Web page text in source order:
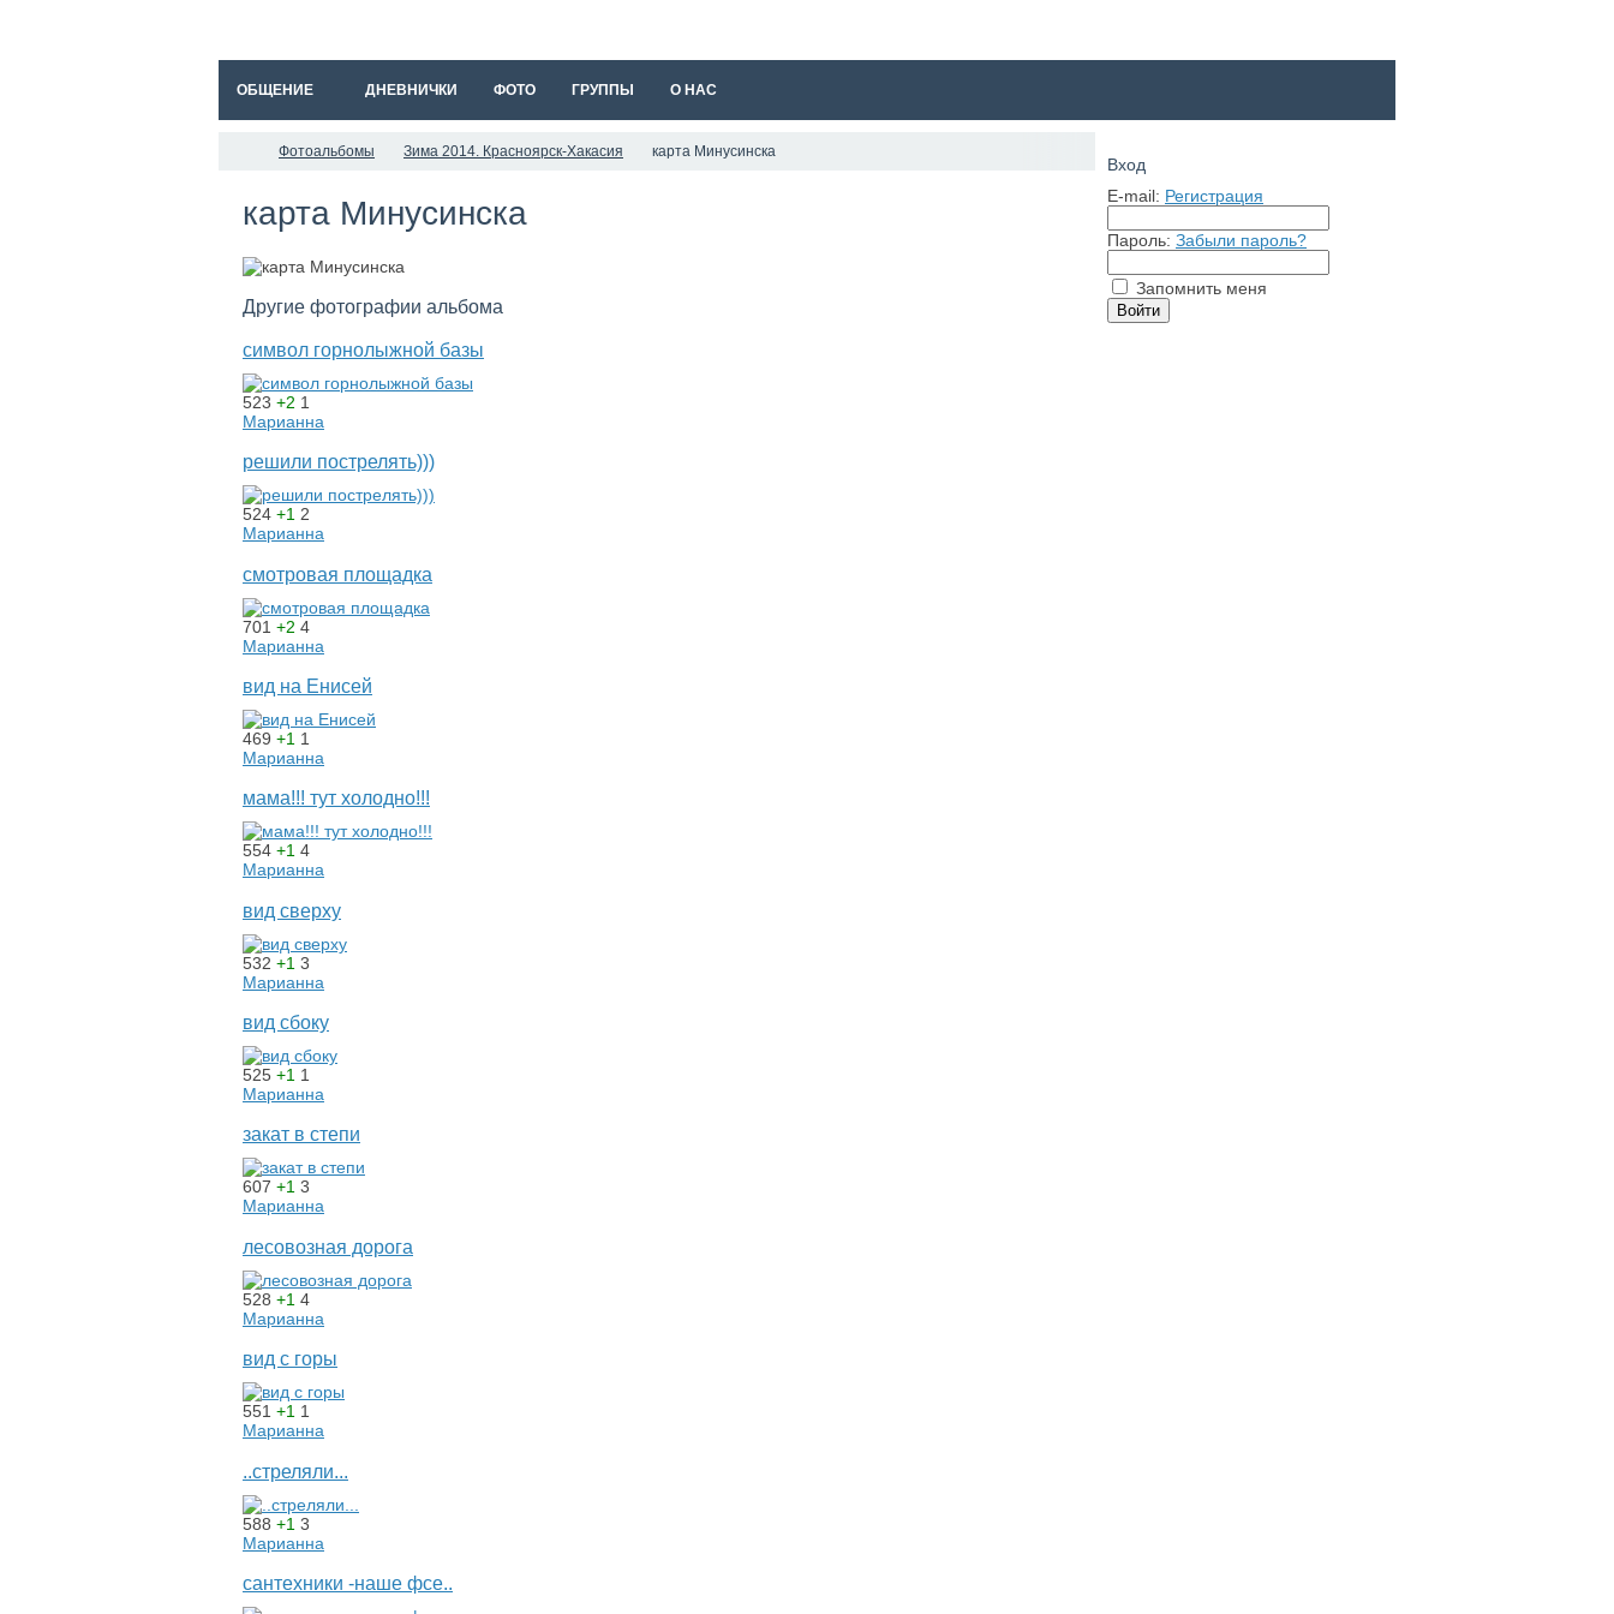
ОБЩЕНИЕ ДНЕВНИЧКИ ФОТО ГРУППЫ О НАС
Фотоальбомы Зима 2014. Красноярск-Хакасия карта Минусинска
карта Минусинска
Другие фотографии альбома
символ горнолыжной базы
523 +2 1
Марианна
решили пострелять)))
524 +1 2
Марианна
смотровая площадка
701 +2 4
Марианна
вид на Енисей
469 +1 1
Марианна
мама!!! тут холодно!!!
554 +1 4
Марианна
вид сверху
532 +1 3
Марианна
вид сбоку
525 +1 1
Марианна
закат в степи
607 +1 3
Марианна
лесовозная дорога
528 +1 4
Марианна
вид с горы
551 +1 1
Марианна
..стреляли...
588 +1 3
Марианна
сантехники -наше фсе..
Вход
E-mail: Регистрация
Пароль: Забыли пароль?
Запомнить меня